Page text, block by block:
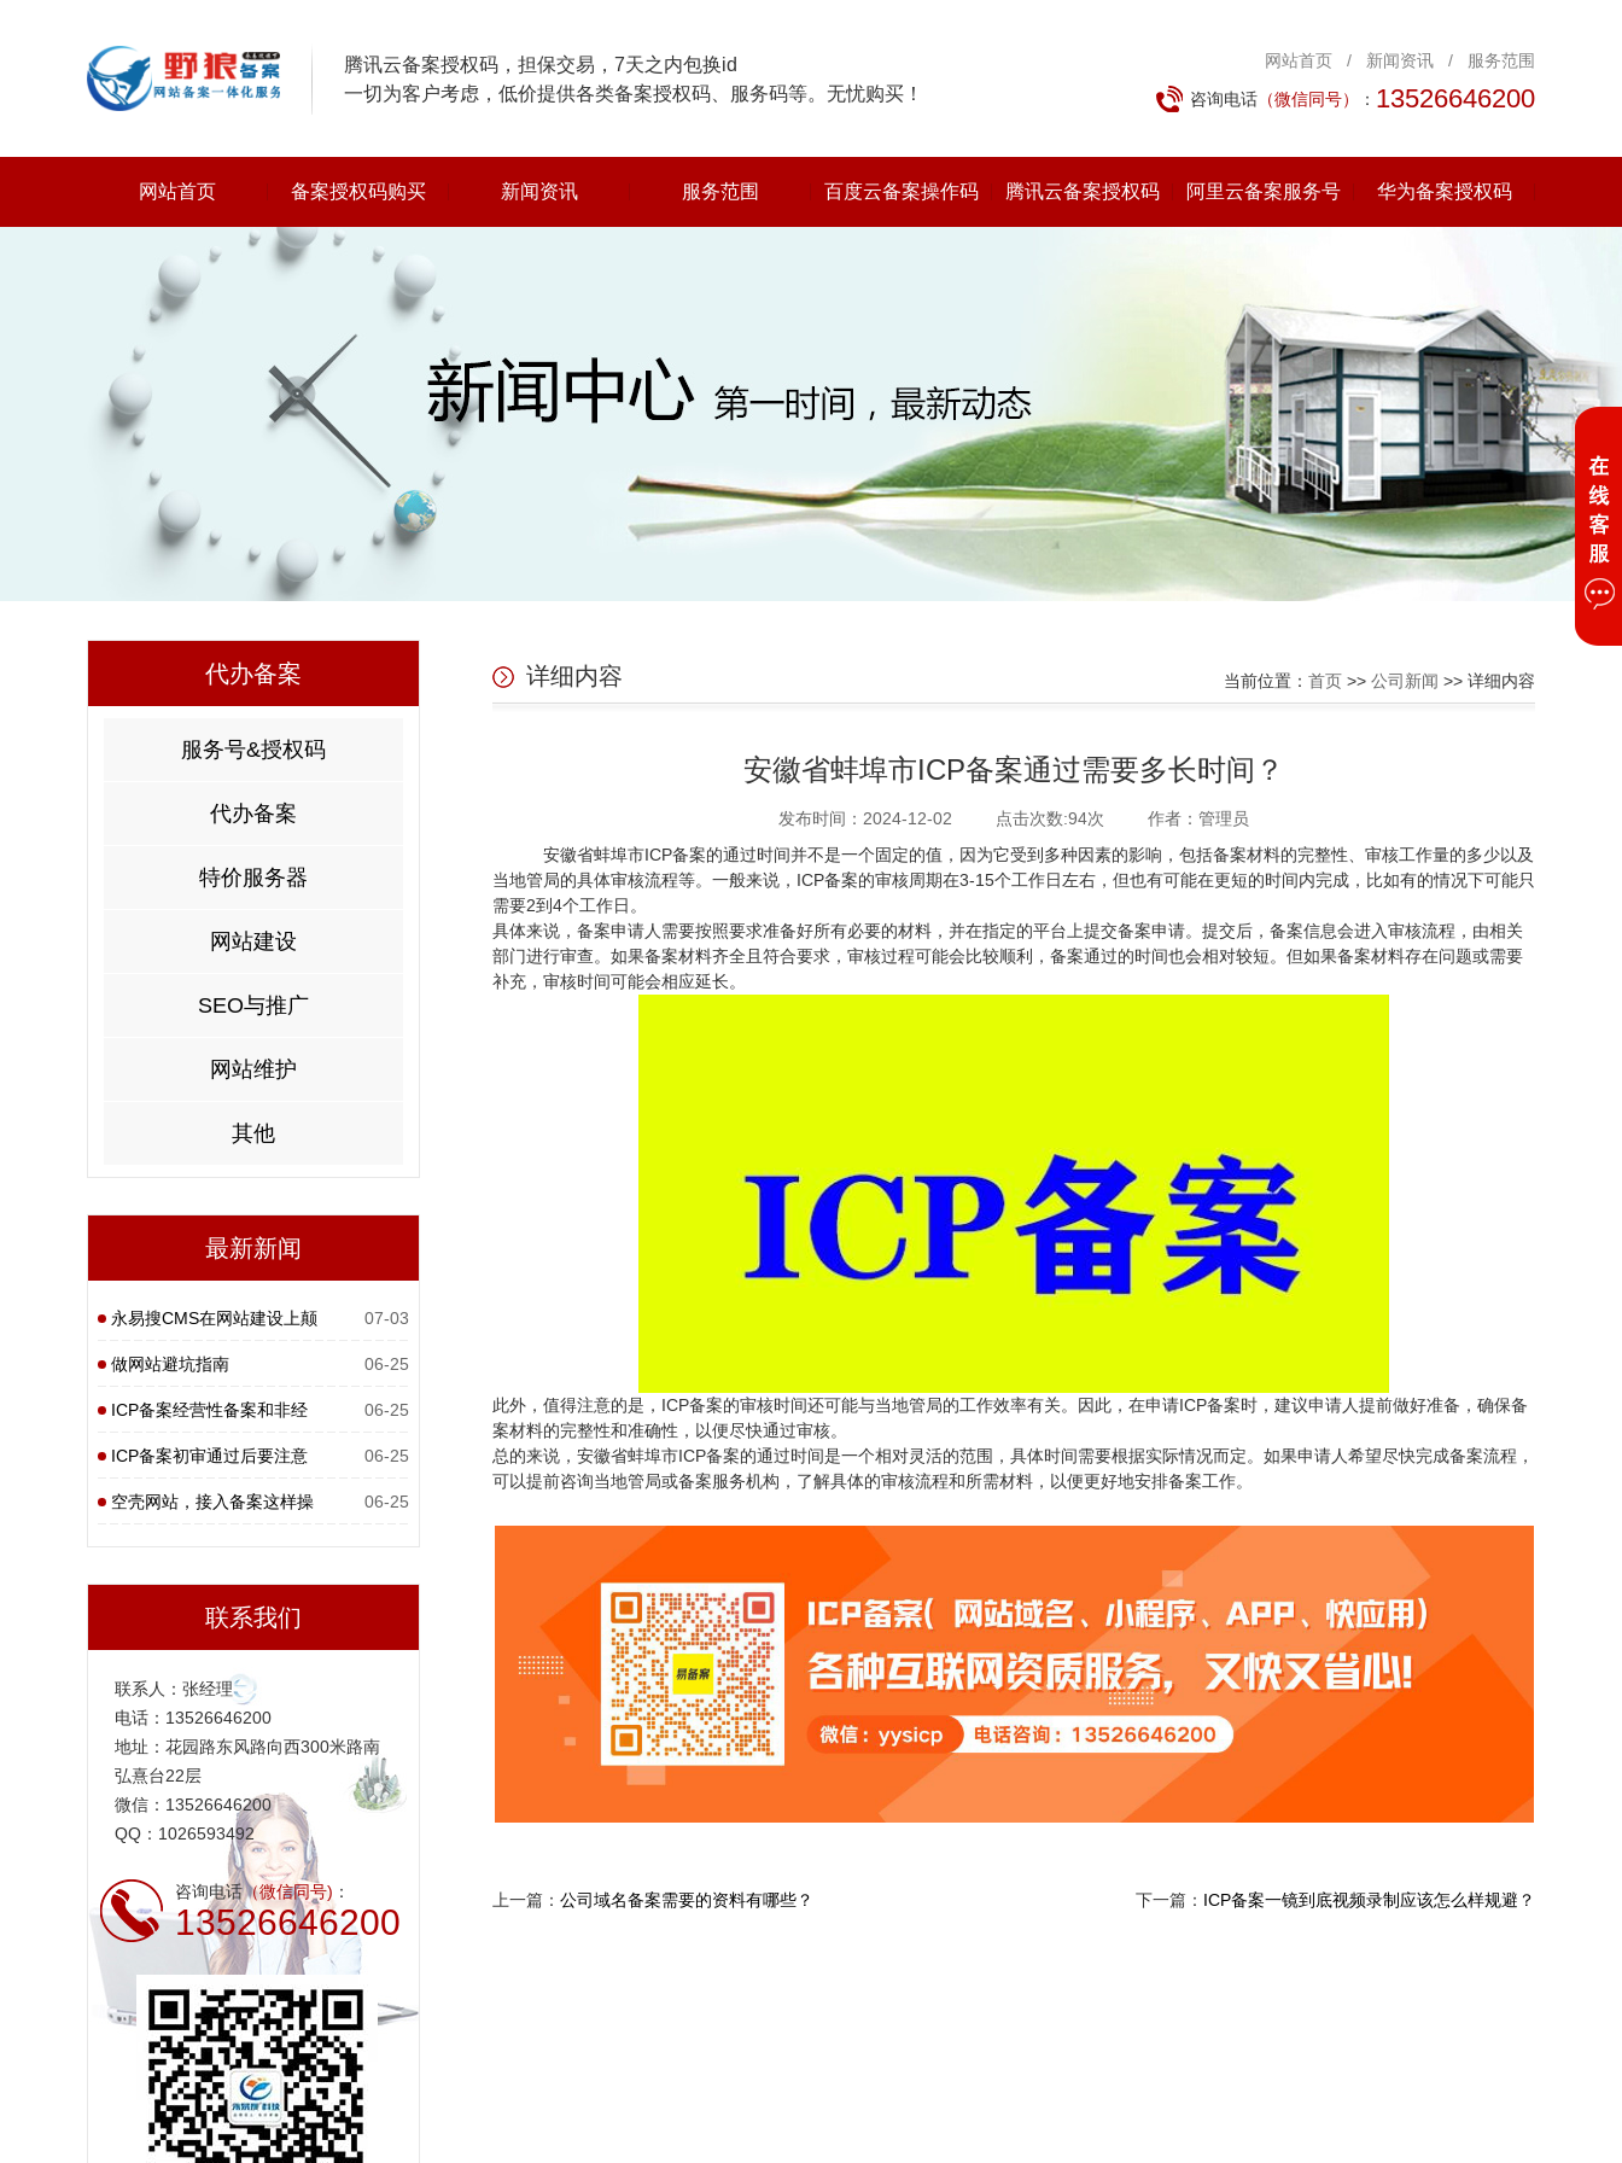
腾讯云备案授权码，担保交易，7天之内包换id
一切为客户考虑，低价提供各类备案授权码、服务码等。无忧购买！
网站首页 / 新闻资讯 /
服务范围
咨询电话 （微信同号） ： 13526646200
网站首页 备案授权码购买 新闻资讯 服务范围 百度云备案操作码 腾讯云备案授权码 阿里云备案服务号 华为备案授权码
代办备案
服务号&授权码
代办备案
特价服务器
网站建设
SEO与推广
网站维护
其他
最新新闻
永易搜CMS在网站建设上颠
覆性
07-03
做网站避坑指南 06-25
ICP备案经营性备案和非经
营性
06-25
ICP备案初审通过后要注意
什么
06-25
空壳网站，接入备案这样操 06-25
联系我们
联系人：张经理
电话：13526646200
地址：花园路东风路向西300米路南
弘熹台22层
微信：13526646200
QQ：1026593492
咨询电话（微信同号) ：
13526646200
详细内容 当前位置： 首页 >> 公司新闻 >> 详细内容
安徽省蚌埠市ICP备案通过需要多长时间？
发布时间：2024-12-02 点击次数:94次
作者：管理员
安徽省蚌埠市ICP备案的通过时间并不是一个固定的值，因为它受到多种因素的影响，包括备案材料的完整性、审核工作量的多少以及
当地管局的具体审核流程等。一般来说，ICP备案的审核周期在3-15个工作日左右，但也有可能在更短的时间内完成，比如有的情况下可能只
需要2到4个工作日。
具体来说，备案申请人需要按照要求准备好所有必要的材料，并在指定的平台上提交备案申请。提交后，备案信息会进入审核流程，由相关
部门进行审查。如果备案材料齐全且符合要求，审核过程可能会比较顺利，备案通过的时间也会相对较短。但如果备案材料存在问题或需要
补充，审核时间可能会相应延长。
此外，值得注意的是，ICP备案的审核时间还可能与当地管局的工作效率有关。因此，在申请ICP备案时，建议申请人提前做好准备，确保备
案材料的完整性和准确性，以便尽快通过审核。
总的来说，安徽省蚌埠市ICP备案的通过时间是一个相对灵活的范围，具体时间需要根据实际情况而定。如果申请人希望尽快完成备案流程，
可以提前咨询当地管局或备案服务机构，了解具体的审核流程和所需材料，以便更好地安排备案工作。
上一篇： 公司域名备案需要的资料有哪些？ 下一篇： ICP备案一镜到底视频录制应该怎么样规避？